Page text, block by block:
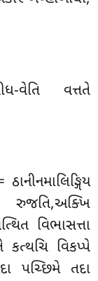
વેતિ વત્તતે
રુજતિ,અક્ખિ
વિભાસત્તા
કત્થચિ વિકપ્પે
પચ્છિમે તદા